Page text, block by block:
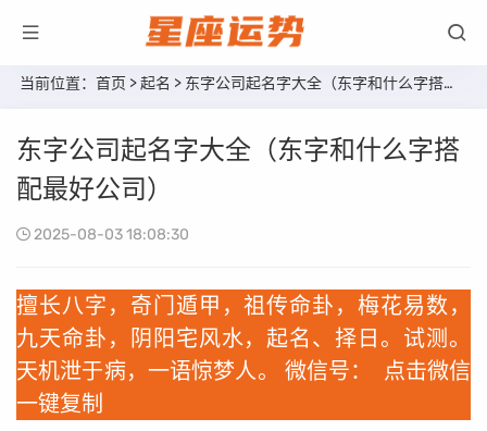
当前位置： 首页 >起名 > 东字公司起名字大全（东字和什么字搭配最好公司）
东字公司起名字大全（东字和什么字搭
配最好公司）
2025-08-03 18:08:30
擅长八字，奇门遁甲，祖传命卦，梅花易数，
九天命卦，阴阳宅风水，起名、择日。试测。
天机泄于病，一语惊梦人。 微信号：
点击微信
一键复制